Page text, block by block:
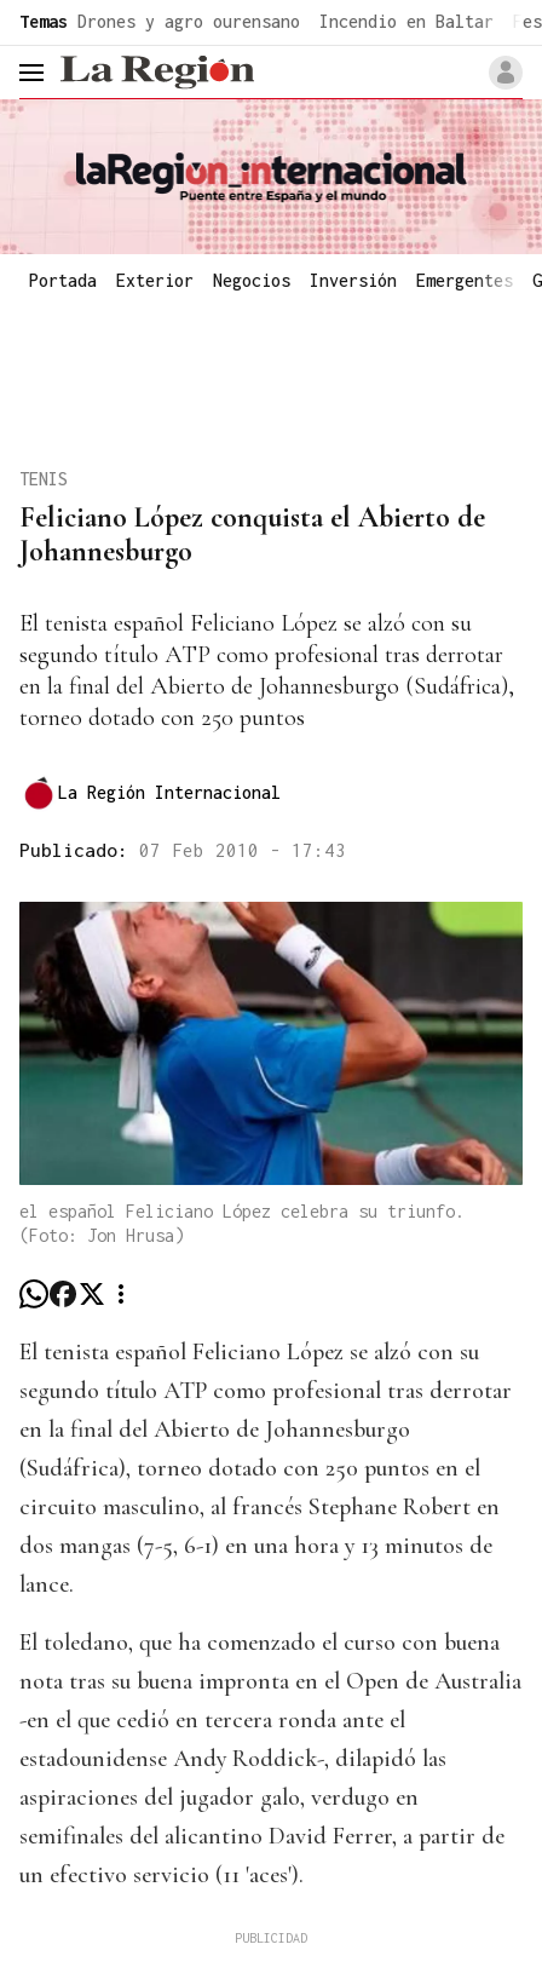
Temas Drones y agro ourensano Incendio en Baltar
header.menu.open
Portada Exterior Negocios Inversión Emergentes
Feliciano López conquista el Abierto de
Johannesburgo
TENIS
El tenista español Feliciano López se alzó con su
segundo título ATP como profesional tras derrotar
en la final del Abierto de Johannesburgo (Sudáfrica),
torneo dotado con 250 puntos
La Región Internacional
Publicado: 07 Feb 2010 - 17:43
el español Feliciano López celebra su triunfo.
(Foto: Jon Hrusa)
El tenista español Feliciano López se alzó con su
segundo título ATP como profesional tras derrotar
en la final del Abierto de Johannesburgo
(Sudáfrica), torneo dotado con 250 puntos en el
circuito masculino, al francés Stephane Robert en
dos mangas (7-5, 6-1) en una hora y 13 minutos de
lance.
El toledano, que ha comenzado el curso con buena
nota tras su buena impronta en el Open de Australia
-en el que cedió en tercera ronda ante el
estadounidense Andy Roddick-, dilapidó las
aspiraciones del jugador galo, verdugo en
semifinales del alicantino David Ferrer, a partir de
un efectivo servicio (11 'aces').